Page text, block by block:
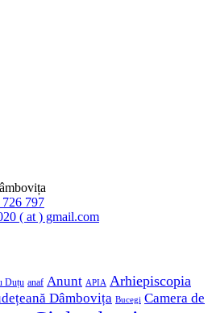
797Opens
in
( at ) gmail.comOpens
Duțu anaf Anunt APIA Arhiepiscopia
Dâmbovița Bucegi Camera de